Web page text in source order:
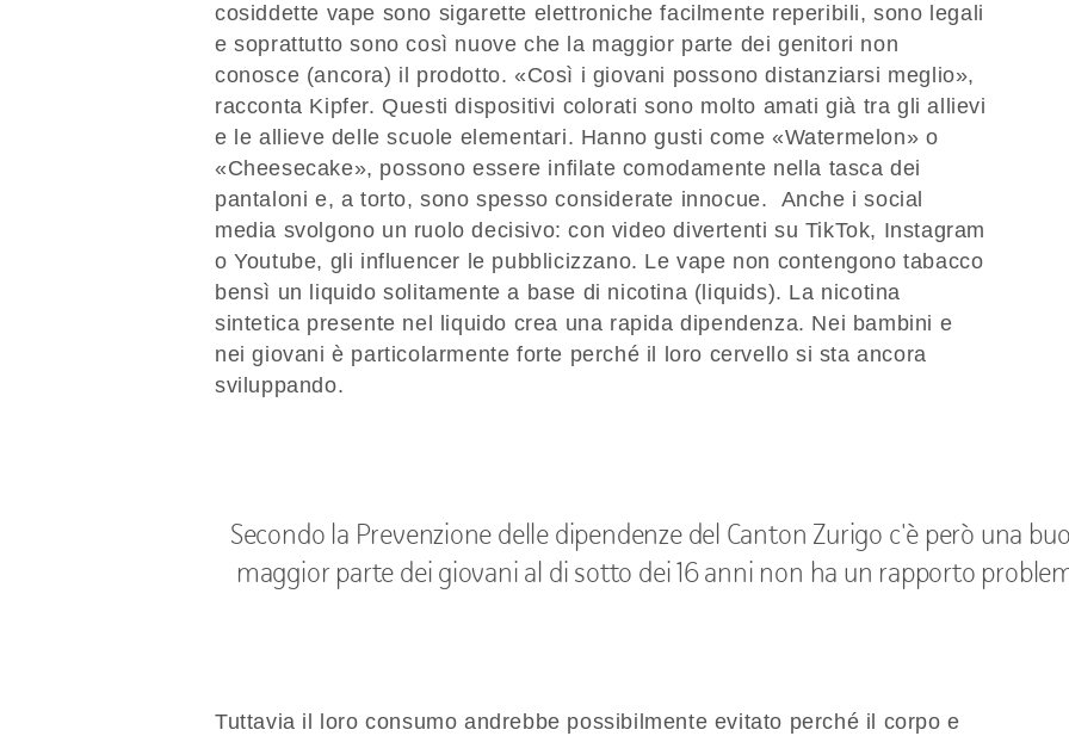
cosiddette vape sono sigarette elettroniche facilmente reperibili, sono legali
e soprattutto sono così nuove che la maggior parte dei genitori non
conosce (ancora) il prodotto. «Così i giovani possono distanziarsi meglio»,
racconta Kipfer. Questi dispositivi colorati sono molto amati già tra gli allievi
e le allieve delle scuole elementari. Hanno gusti come «Watermelon» o
«Cheesecake», possono essere infilate comodamente nella tasca dei
pantaloni e, a torto, sono spesso considerate innocue. Anche i social
media svolgono un ruolo decisivo: con video divertenti su TikTok, Instagram
o Youtube, gli influencer le pubblicizzano. Le vape non contengono tabacco
bensì un liquido solitamente a base di nicotina (liquids). La nicotina
sintetica presente nel liquido crea una rapida dipendenza. Nei bambini e
nei giovani è particolarmente forte perché il loro cervello si sta ancora
sviluppando.
Secondo la Prevenzione delle dipendenze del Canton Zurigo c'è però una
maggior parte dei giovani al di sotto dei 16 anni non ha un rapporto
Tuttavia il loro consumo andrebbe possibilmente evitato perché il corpo e